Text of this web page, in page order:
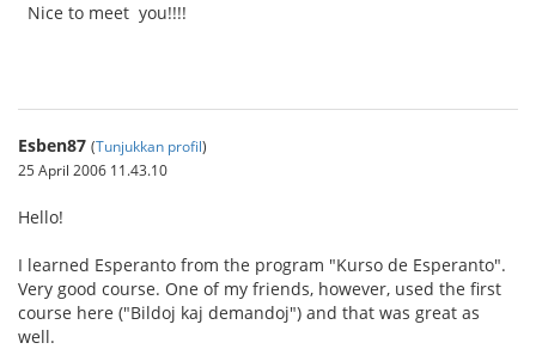
Nice to meet you!!!!
Esben87 (Tunjukkan profil)
25 April 2006 11.43.10
Hello!
I learned Esperanto from the program "Kurso de Esperanto".
Very good course. One of my friends, however, used the first
course here ("Bildoj kaj demandoj") and that was great as
well.